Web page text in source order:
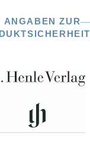
ANGABEN ZUR